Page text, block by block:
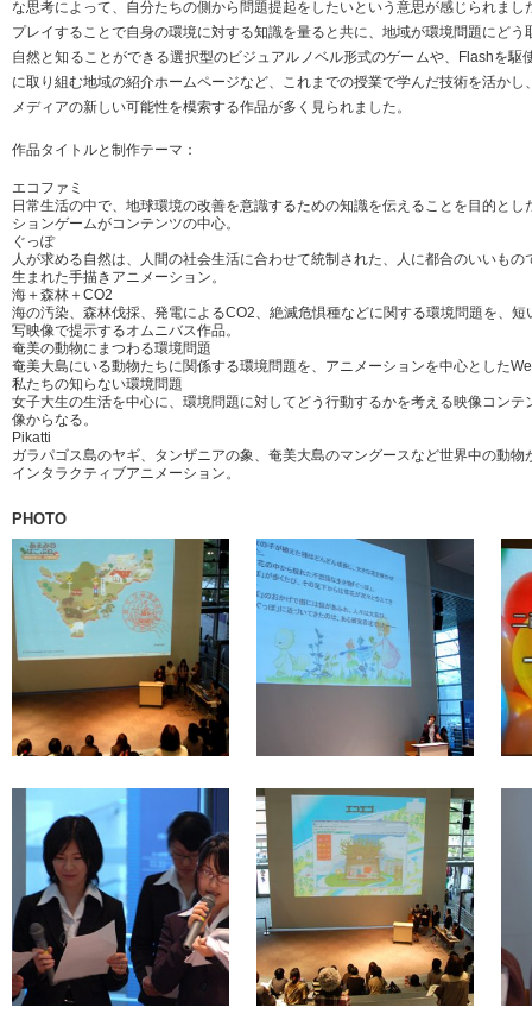
な思考によって、自分たちの側から問題提起をしたいという意思が感じられまし
プレイすることで自身の環境に対する知識を量ると共に、地域が環境問題にど
自然と知ることができる選択型のビジュアルノベル形式のゲームや、Flashを駆
に取り組む地域の紹介ホームページなど、これまでの授業で学んだ技術を活か
メディアの新しい可能性を模索する作品が多く見られました。
作品タイトルと制作テーマ：
エコファミ
日常生活の中で、地球環境の改善を意識するための知識を伝えることを目的と
ションゲームがコンテンツの中心。
ぐっぽ
人が求める自然は、人間の社会生活に合わせて統制された、人に都合のいいも
生まれた手描きアニメーション。
海＋森林＋CO2
海の汚染、森林伐採、発電によるCO2、絶滅危惧種などに関する環境問題を、
写映像で提示するオムニバス作品。
奄美の動物にまつわる環境問題
奄美大島にいる動物たちに関係する環境問題を、アニメーションを中心とした
私たちの知らない環境問題
女子大生の生活を中心に、環境問題に対してどう行動するかを考える映像コンテ
像からなる。
Pikatti
ガラパゴス島のヤギ、タンザニアの象、奄美大島のマングースなど世界中の動
インタラクティブアニメーション。
PHOTO